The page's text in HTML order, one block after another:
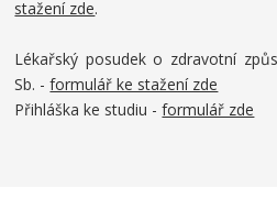
stažení zde.
Lékařský posudek o zdravotní
Sb. -formulář ke stažení zde
Přihláška ke studiu -formulář zde